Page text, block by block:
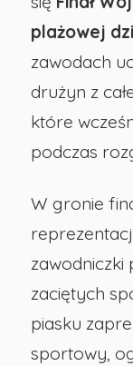
w
Opolu
plażowej
zawodach
drużyn z
które
podczas
W gronie
zaciętych
piasku
sportowy,